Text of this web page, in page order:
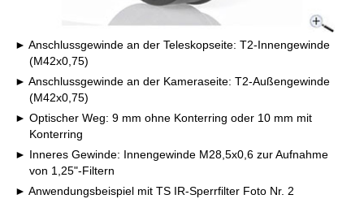
Anschlussgewinde an der Teleskopseite: T2-Innengewinde
(M42x0,75)
Anschlussgewinde an der Kameraseite: T2-Außengewinde
(M42x0,75)
Optischer Weg: 9 mm ohne Konterring oder 10 mm mit
Konterring
Inneres Gewinde: Innengewinde M28,5x0,6 zur Aufnahme
von 1,25"-Filtern
Anwendungsbeispiel mit TS IR-Sperrfilter Foto Nr. 2